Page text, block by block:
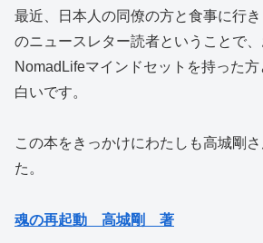
最近、日本人の同僚の方と食事に行
のニュースレター読者ということで、
NomadLifeマインドセットを持った
白いです。
この本をきっかけにわたしも高城剛
た。
魂の再起動 高城剛 著